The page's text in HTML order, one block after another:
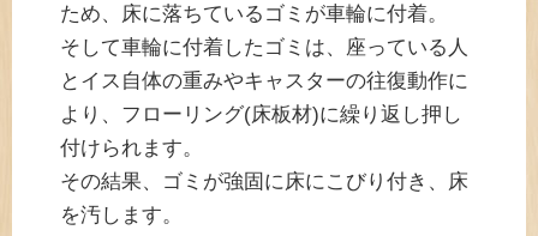
ため、床に落ちているゴミが車輪に付着。
そして車輪に付着したゴミは、座っている人
とイス自体の重みやキャスターの往復動作に
より、フローリング(床板材)に繰り返し押し
付けられます。
その結果、ゴミが強固に床にこびり付き、床
を汚します。